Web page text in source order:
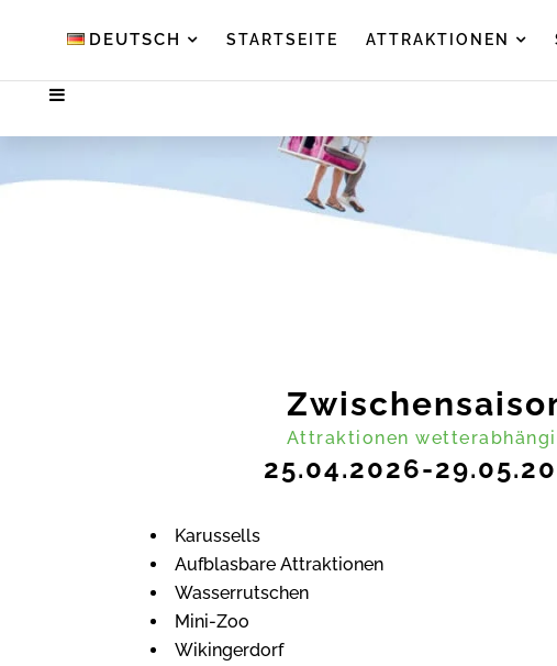
DEUTSCH STARTSEITE ATTRAKTIONEN
Attraktionen
25.04.2026-
Karussells
Aufblasbare Attraktionen
Wasserrutschen
Mini-Zoo
Wikingerdorf